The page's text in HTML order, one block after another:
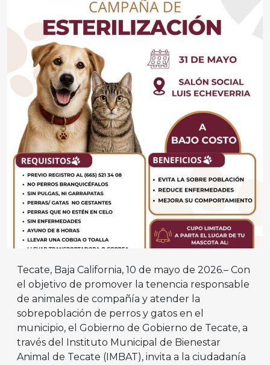
Tecate, Baja California, 10 de mayo de 2026.– Con
el objetivo de promover la tenencia responsable
de animales de compañía y atender la
sobrepoblación de perros y gatos en el
municipio, el Gobierno de Gobierno de Tecate, a
través del Instituto Municipal de Bienestar
Animal de Tecate (IMBAT), invita a la ciudadanía